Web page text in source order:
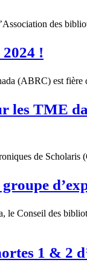
des
!
(ABRC) est
TME
de
le Conseil des
1 & 2